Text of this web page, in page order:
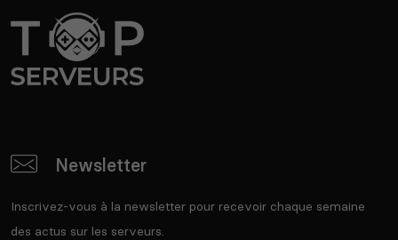
Newsletter
Inscrivez-vous à la newsletter pour recevoir chaque semaine
des actus sur les serveurs.